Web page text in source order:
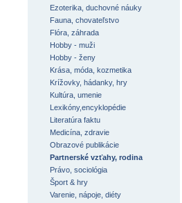
Ezoterika, duchovné náuky
Fauna, chovateľstvo
Flóra, záhrada
Hobby - muži
Hobby - ženy
Krása, móda, kozmetika
Krížovky, hádanky, hry
Kultúra, umenie
Lexikóny,encyklopédie
Literatúra faktu
Medicína, zdravie
Obrazové publikácie
Partnerské vzťahy, rodina
Právo, sociológia
Šport & hry
Varenie, nápoje, diéty